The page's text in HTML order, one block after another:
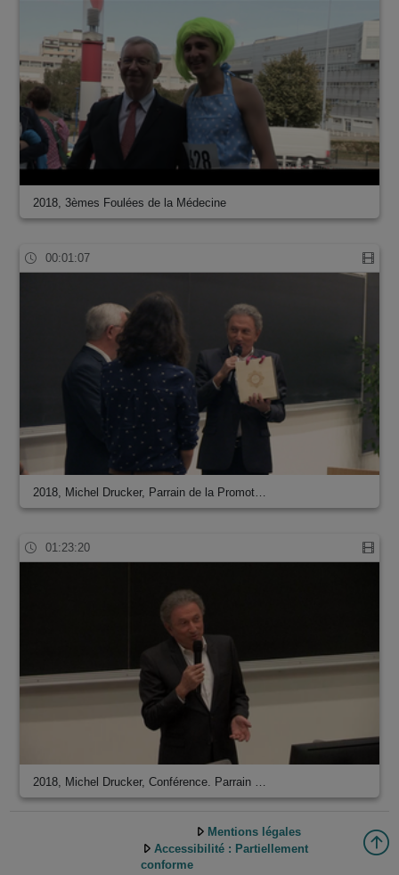
2018, 3èmes Foulées de la Médecine
00:01:07
2018, Michel Drucker, Parrain de la Promot…
01:23:20
2018, Michel Drucker, Conférence. Parrain …
Mentions légales
Accessibilité : Partiellement
conforme